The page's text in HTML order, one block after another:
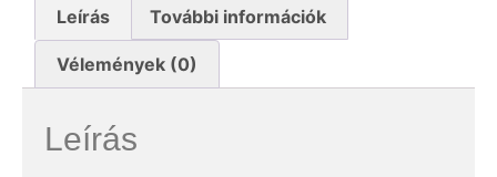
Leírás További információk
Vélemények (0)
Leírás